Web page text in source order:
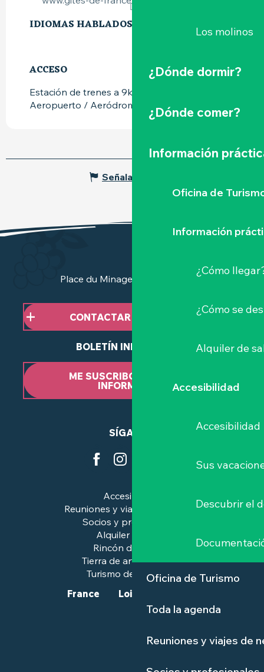
Los molinos
¿Dónde dormir?
¿Dónde comer?
Información
Oficina de
Información
¿Cómo
¿Cómo se
Alquiler de
Accesibilidad
Accesibilidad
Sus
Descubrir el
Oficina de Turismo
Toda la agenda
Reuniones y viajes de
IDIOMAS HABLADOS
IDIOMAS HABLADOS
ACCESO
ACCESO
Estación de trenes a 9km
Aeropuerto / Aeródromo a 21km
Señalar un error
Place du Minage - 44190 Clisson
CONTACTAR CON NOSOTROS
BOLETÍN INFORMATIVO
ME SUSCRIBO AL BOLETÍN
INFORMATIVO
SÍGANOS
Accesibilidad
Reuniones y viajes de negocios
Socios y profesionales
Alquiler de salas
Rincón de prensa
Tierra de arte e historia
Turismo de calidad™.
France
Loire-Atlantique